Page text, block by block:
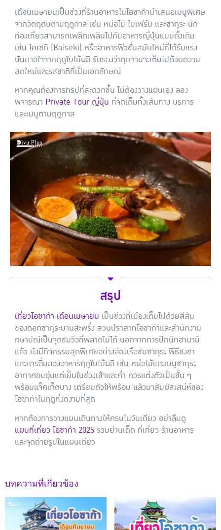
เดือนเมษายนเป็นช่วงที่ร้านอาหารในโอซาก้านำเสนอเมนูพิเศษ
จากวัตถุดิบตามฤดูกาล เช่น หน่อไม้ ใบเฟิร์น และซากุระ นัก
ท่องเที่ยวสามารถเพลิดเพลินไปกับอาหารญี่ปุ่นแบบดั้งเดิม
เช่น ไคเซกิ (Kaiseki) หรืออาหารฟิวชั่นสมัยใหม่ที่ได้รับแรง
บันดาลใจจากฤดูใบไม้ผลิ รับรองว่าทุกจานจะเต็มไปด้วยความ
สดใหม่และรสชาติที่เป็นเอกลักษณ์
หากคุณต้องการทริปที่สะดวกขึ้น ไม่ต้องวางแผนเอง ลอง
พิจารณา Private Tour ญี่ปุ่น ที่จัดเต็มทั้งเส้นทาง บริการ
และเมนูตามฤดูกาล
สรุป
เที่ยวโอซาก้า เดือนเมษายน เป็นช่วงที่เมืองเต็มไปด้วยสีสัน
ของดอกซากุระบานสะพรั่ง สวนปราสาทโอซาก้าและสำนักงาน
กษาปณ์เป็นจุดชมวิวที่พลาดไม่ได้ นอกจากการปิกนิกฮานามิ
แล้ว ยังมีกิจกรรมสุดพิเศษอย่างล่องเรือชมซากุระ พิธีชงชา
และการลิ้มลองอาหารฤดูใบไม้ผลิ เช่น หน่อไม้และเมนูซากุระ
อากาศอบอุ่นแต่เย็นในช่วงเช้าและค่ำ ควรแต่งตัวเป็นชั้น ๆ
พร้อมแจ็คเก็ตบาง เตรียมตัวให้พร้อม แล้วมาสัมผัสเสน่ห์ของ
โอซาก้าในฤดูที่งดงามที่สุด
หากต้องการวางแผนเดินทางให้ครบในวันเดียว อย่าลืมดู
แผนที่เที่ยว โอซาก้า 2025รวมย่านเด็ด ที่เที่ยว ร้านอาหาร
และจุดถ่ายรูปในแผนเดียว
บทความที่เกี่ยวข้อง